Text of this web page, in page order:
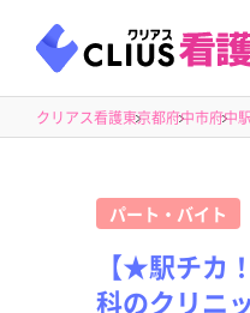
クリアス看護東京都府中市府中駅
パート・バイト
【★駅チカ
科のクリニ